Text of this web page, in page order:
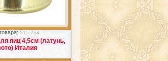
515-734
яиц 4,5см (латунь,
Италия